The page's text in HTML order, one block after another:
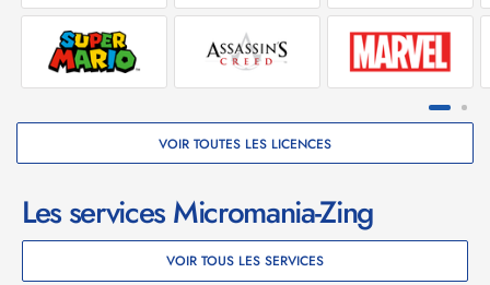
VOIR TOUTES LES LICENCES
Les services Micromania-Zing
VOIR TOUS LES SERVICES